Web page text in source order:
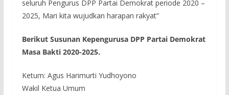
seluruh Pengurus DPP Partai Demokrat periode 2020 –
2025, Mari kita wujudkan harapan rakyat”
Berikut Susunan Kepengurusa DPP Partai Demokrat
Masa Bakti 2020-2025.
Ketum: Agus Harimurti Yudhoyono
Wakil Ketua Umum